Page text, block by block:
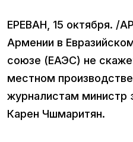
ЕРЕВАН, 15 октября. /
Армении в
союзе (ЕАЭС) не
местном
журналистам министр
Карен Чшмаритян.